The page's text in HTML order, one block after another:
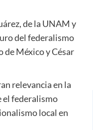
de la UNAM y
del federalismo
de México y César
relevancia en la
el federalismo
local en